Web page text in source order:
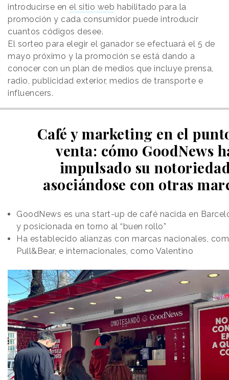
introducirse en el sitio web habilitado para la
promoción y cada consumidor puede introducir
cuantos códigos desee.
El sorteo para elegir el ganador se efectuará el 5 de
mayo próximo y la promoción se está dando a
conocer con un plan de medios que incluye prensa,
radio, publicidad exterior, medios de transporte e
influencers.
Café y marketing en el
venta: cómo GoodNews
impulsado su
asociándose con otras
GoodNews es una start-up de café nacida en
y posicionada en torno al “buen rollo”
Ha establecido alianzas con marcas nacionales,
Pull&Bear, e internacionales, como Valentino